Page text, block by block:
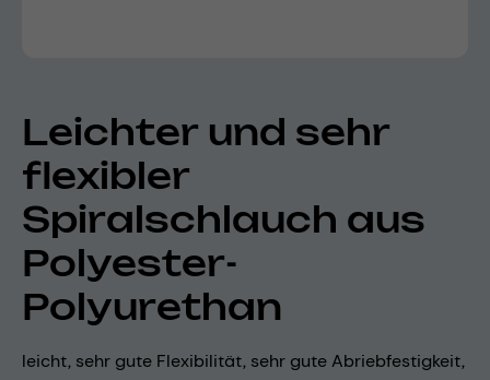
Leichter und sehr
flexibler
Spiralschlauch aus
Polyester-
Polyurethan
leicht, sehr gute Flexibilität, sehr gute Abriebfestigkeit,